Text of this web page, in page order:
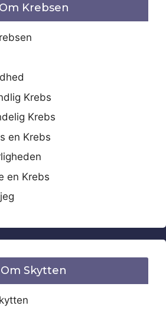
Om Krebsen
Krebs
Krebs
en Krebs
en Krebs
Om Skytten